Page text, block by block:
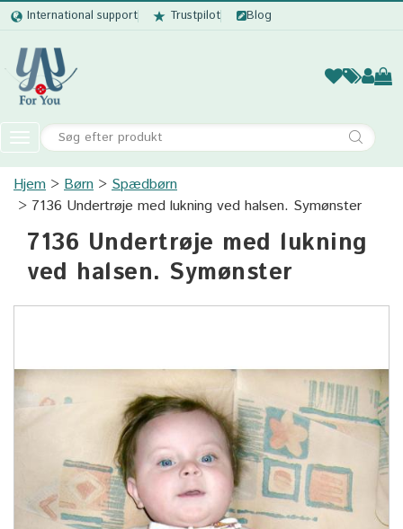
International support Trustpilot Blog
Kvinder
Toggle
navigation
Kvinder
Børn
Hjem Børn
Spædbørn
7136 Undertrøje med lukning ved halsen. Symønster
7136 Undertrøje med lukning
ved halsen. Symønster